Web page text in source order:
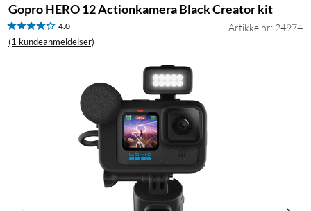
Gopro HERO 12 Actionkamera Black Creator kit
4.0
(1 kundeanmeldelser)
Artikkelnr: 24974